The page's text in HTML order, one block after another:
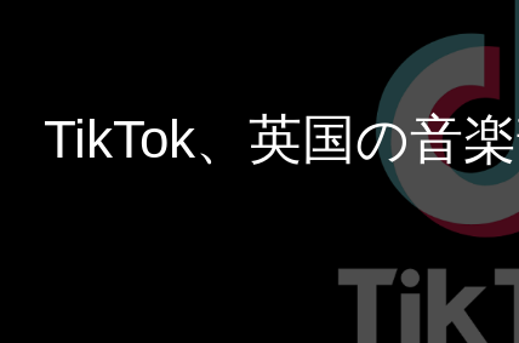
TikTok、英国の音